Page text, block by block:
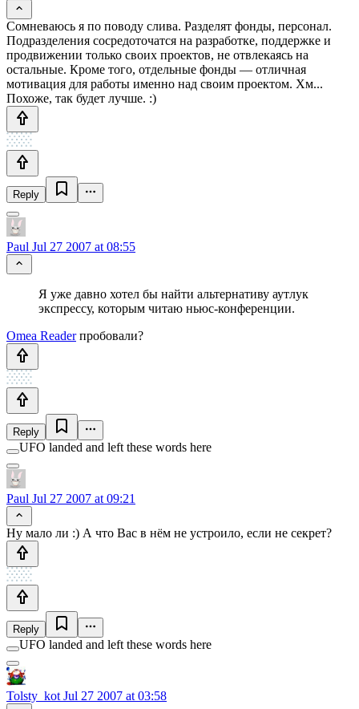
Сомневаюсь я по поводу слива. Разделят фонды, персонал.
Подразделения сосредоточатся на разработке, поддержке и
продвижении только своих проектов, не отвлекаясь на
остальные. Кроме того, отдельные фонды — отличная
мотивация для работы именно над своим проектом. Хм...
Похоже, так будет лучше. :)
Reply
Paul Jul 27 2007 at 08:55
Я уже давно хотел бы найти альтернативу аутлук
экспрессу, которым читаю ньюс-конференции.
Omea Readerпробовали?
Reply
UFO landed and left these words here
Paul Jul 27 2007 at 09:21
Ну мало ли :) А что Вас в нём не устроило, если не секрет?
Reply
UFO landed and left these words here
Tolsty_kot Jul 27 2007 at 03:58